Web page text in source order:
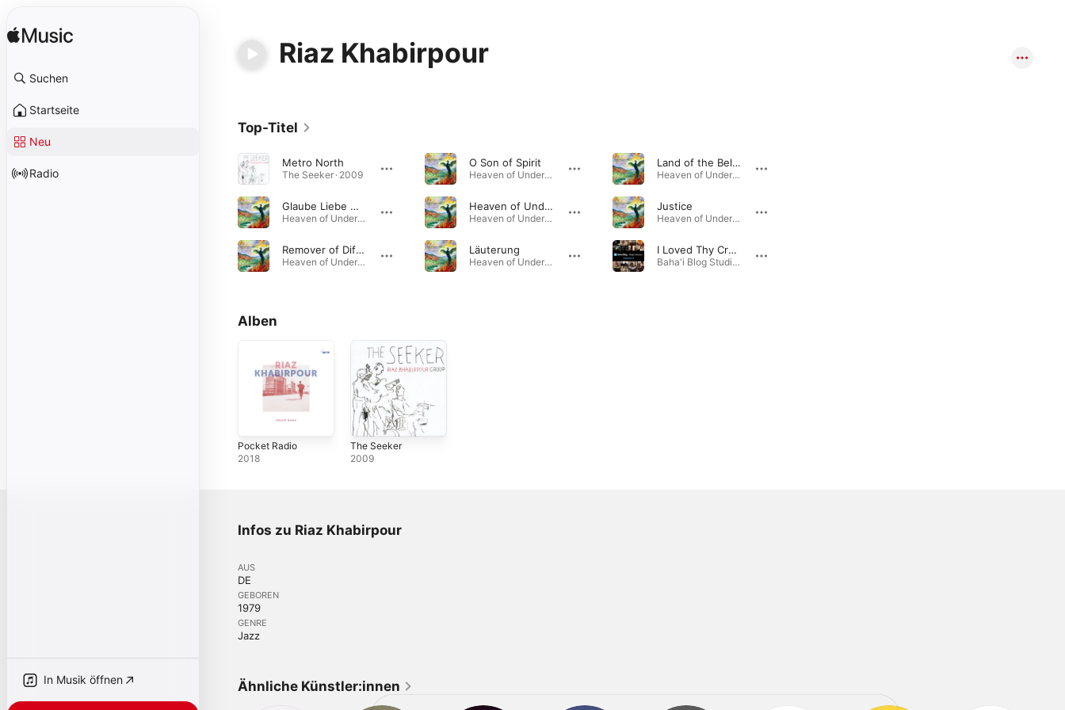
Suchen
Startseite
Neu
Radio
In Musik öffnen
Riaz Khabirpour
Top-Titel
Metro North
The Seeker · 2009
Glaube Liebe Hoffnung (feat. Corinne Mazloum)
Heaven of Understanding · 2023
Remover of Difficulties
Heaven of Understanding · 2023
O Son of Spirit
Heaven of Understanding · 2023
Heaven of Understanding
Heaven of Understanding · 2023
Läuterung
Heaven of Understanding · 2023
Land of the Beloved
Heaven of Understanding · 2023
Justice
Heaven of Understanding · 2023
I Loved Thy Creation
Baha'i Blog Studio Sessions, Vol. 4 · 2022
Alben
Pocket Radio
2018
The Seeker
2009
Infos zu Riaz Khabirpour
AUS
DE
GEBOREN
1979
GENRE
Jazz
Ähnliche Künstler:innen